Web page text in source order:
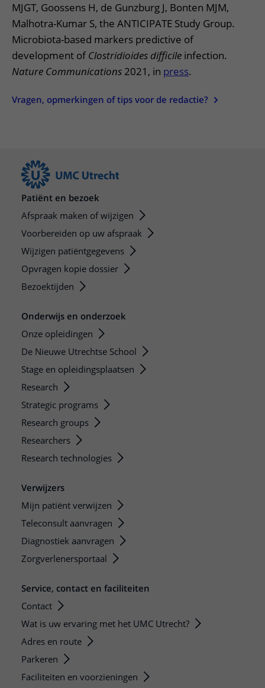
MJGT, Goossens H, de Gunzburg J, Bonten MJM,
Malhotra-Kumar S, the ANTICIPATE Study Group.
Microbiota-based markers predictive of
development ofClostridioides difficile infection.
Nature Communications 2021, in press.
Vragen, opmerkingen of tips voor de redactie?
Patiënt en bezoek
Afspraak maken of wijzigen
Voorbereiden op uw afspraak
Wijzigen patiëntgegevens
Opvragen kopie dossier
Bezoektijden
Onderwijs en onderzoek
Onze opleidingen
De Nieuwe Utrechtse School
Stage en opleidingsplaatsen
Research
Strategic programs
Research groups
Researchers
Research technologies
Verwijzers
Mijn patiënt verwijzen
Teleconsult aanvragen
Diagnostiek aanvragen
Zorgverlenersportaal
Service, contact en faciliteiten
Contact
Wat is uw ervaring met het UMC Utrecht?
Adres en route
Parkeren
Faciliteiten en voorzieningen